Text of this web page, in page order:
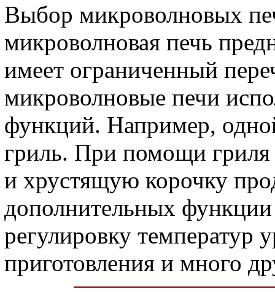
Выбор микроволновых
микроволновая печь
имеет ограниченный
микроволновые печи
функций. Например,
гриль. При помощи гриля
и хрустящую корочку
дополнительных
регулировку температур
приготовления и много